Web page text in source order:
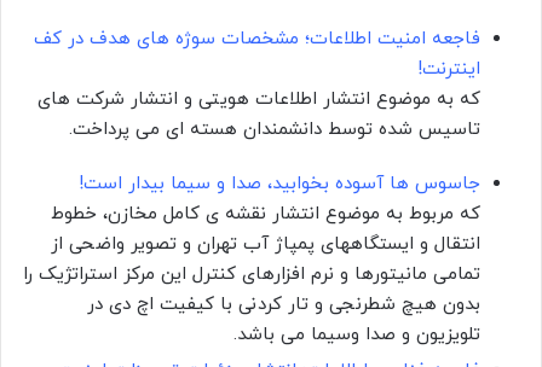
فاجعه امنیت اطلاعات؛ مشخصات سوژه های هدف در کف
اینترنت!
که به موضوع انتشار اطلاعات هویتی و انتشار شرکت های
تاسیس شده توسط دانشمندان هسته ای می پرداخت.
جاسوس ها آسوده بخوابید، صدا و سیما بیدار است!
که مربوط به موضوع انتشار نقشه ی کامل مخازن، خطوط
انتقال و ایستگاههای پمپاژ آب تهران و تصویر واضحی از
تمامی مانیتورها و نرم افزارهای کنترل این مرکز استراتژیک را
بدون هیچ شطرنجی و تار کردنی با کیفیت اچ دی در
تلویزیون و صدا وسیما می باشد.